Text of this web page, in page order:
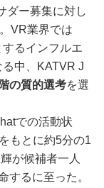
ダー募集に対し
VR業界では
するインフルエ
中、KATVR J
の質的選考を選
での活動状
もとに約5分の1
が候補者一人
するに至った。